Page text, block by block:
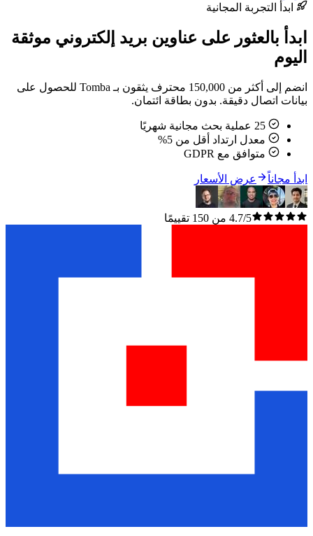
ابدأ التجربة المجانية
ابدأ بالعثور على عناوين بريد إلكتروني موثقة
اليوم
انضم إلى أكثر من 150,000 محترف يثقون بـ Tomba للحصول على
بيانات اتصال دقيقة. بدون بطاقة ائتمان.
معدل ارتداد أقل من 5%
متوافق مع GDPR
ابدأ مجاناً عرض الأسعار
4.7/5 من 150 تقييمًا